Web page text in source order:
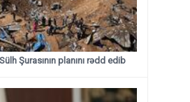
Şurasının planını rədd edib